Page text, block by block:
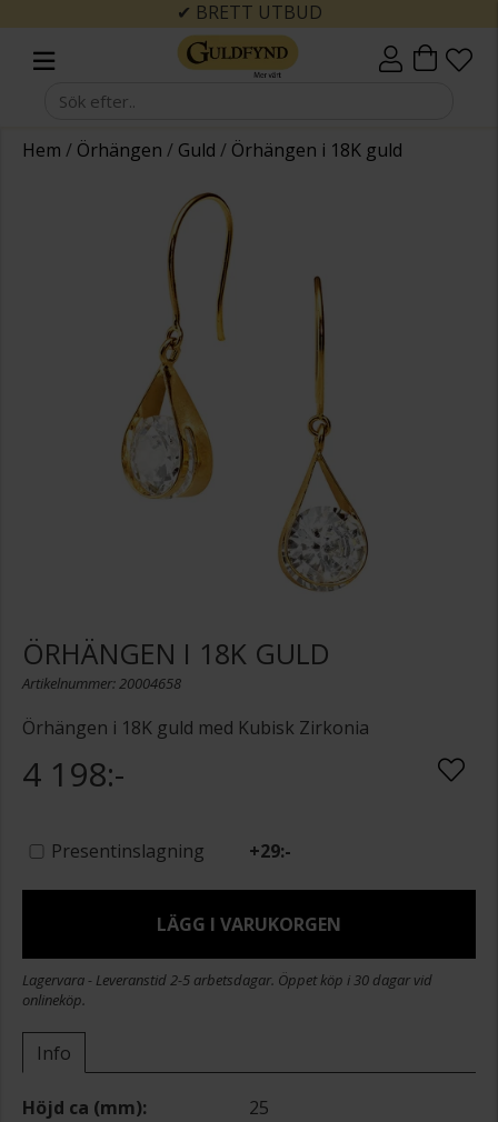
✔ BRETT UTBUD
Hem / Örhängen / Guld / Örhängen i 18K guld
ÖRHÄNGEN I 18K GULD
Artikelnummer: 20004658
Örhängen i 18K guld med Kubisk Zirkonia
4 198:-
Presentinslagning +29:-
LÄGG I VARUKORGEN
Lagervara - Leveranstid 2-5 arbetsdagar. Öppet köp i 30 dagar vid
onlineköp.
Info
Höjd ca (mm)
25